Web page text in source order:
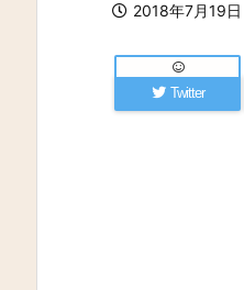
2018年7月19日
Twitter